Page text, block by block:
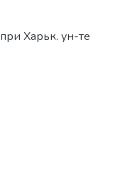
Харьк. ун-те